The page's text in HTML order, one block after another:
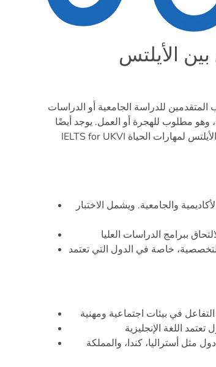
الأيلتس
المتقدمين للدراسة الجامعية أو الدراسات
وهو مطلوب للهجرة أو العمل. يوجد أيضًا
IELTS for UKVI مخصص للهجرة إلى المملكة المتحدة واختبار الأيلتس لمهارات الحياة IELTS Life Skills. دعونا
والجامعية. ويشمل الاختبار
التخصصية، خاصة في الدول التي تعتمد
أستراليا، كندا، والمملكة